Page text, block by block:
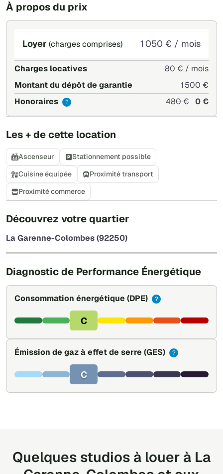
À propos du prix
Loyer (charges comprises) 1 050 € / mois
Charges locatives
80 € / mois
Montant du dépôt de garantie
1 500 €
Honoraires
? 480 € 0 €
Les + de cette location
Ascenseur
Stationnement possible
Cuisine équipée
Proximité transport
Proximité commerce
Découvrez votre quartier
La Garenne-Colombes (92250)
Diagnostic de Performance Énergétique
Consommation énergétique (DPE) ?
C
Émission de gaz à effet de serre (GES) ?
C
Quelques studios à louer à La